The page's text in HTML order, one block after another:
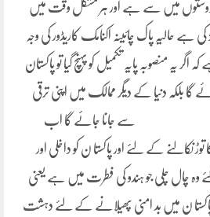
دوستوں میں سے ہے اور ہر مشکل وقت میں
ہے حالیہ پاک چائینہ اکنامک کاریڈور کی وجہ
یہ منصوبہ پایہ تکمیل کو پہنچ گیا تو پاکستان
گا بلکہ دنیا کے دیگر ممالک میں اپنی ترقی
سے جانا جائے گا اب
نکالنے کے لئے اور پاکستا ن کو داخلی اور
وہ چال چلی جو ہندو کی فطرت میں ہے یعنی
ن میں بد امنی پھیلانے کے لئے دہشت